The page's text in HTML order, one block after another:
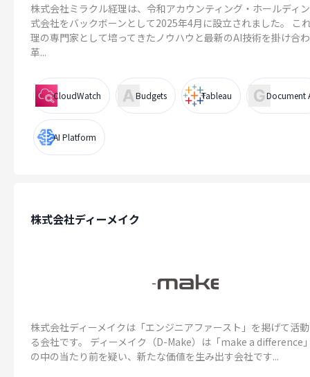
株式会社ミラクル経理は、令和アカウンティング・ホールディ
式会社をバックボーンとして2025年4月に設立されました。 こ
理の専門家として培ってきたノウハウと最新のAI技術を掛け合
革...
CloudWatch Budgets Tableau Document
AI Platform
株式会社ディーメイク
株式会社ディーメイクは「エンジニアファースト」を掲げて活
る会社です。 ディーメイク（D-Make）は「make a difference
の中の当たり前を疑い、新たな価値を生み出す会社です...